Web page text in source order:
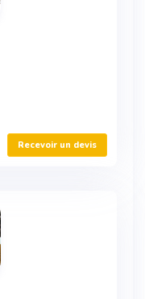
Recevoir un devis